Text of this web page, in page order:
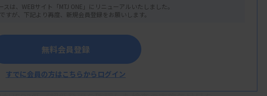
通知と保険算定の動き
ズマブ デルクステカン、以下T-DXd）の適応がHER2
スは、WEBサイト「MTJ ONE」にリニューアルいたしました。
すが、下記より再度、新規会員登録をお願いします。
無料会員登録
すでに会員の方はこちらからログイン